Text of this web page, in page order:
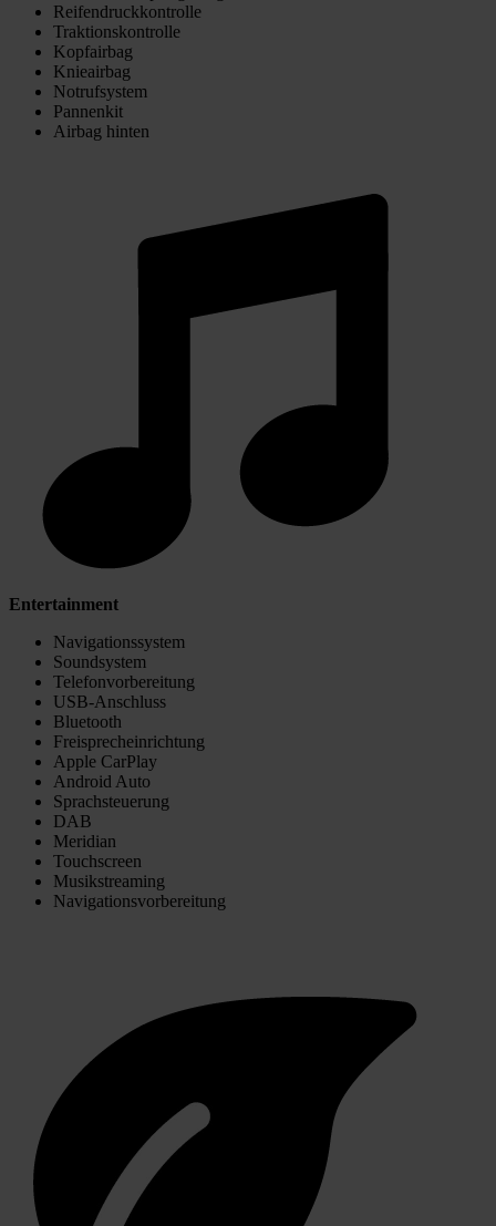
Reifendruckkontrolle
Traktionskontrolle
Kopfairbag
Knieairbag
Notrufsystem
Pannenkit
Airbag hinten
Entertainment
Navigationssystem
Soundsystem
Telefonvorbereitung
USB-Anschluss
Bluetooth
Freisprecheinrichtung
Apple CarPlay
Android Auto
Sprachsteuerung
DAB
Meridian
Touchscreen
Musikstreaming
Navigationsvorbereitung